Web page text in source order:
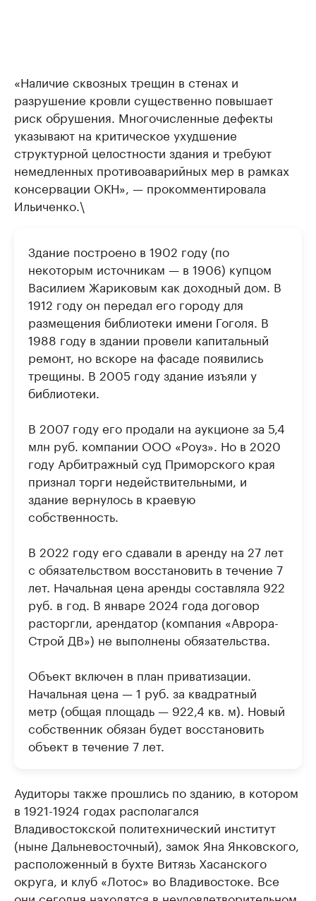
«Наличие сквозных трещин в стенах и
разрушение кровли существенно повышает
риск обрушения. Многочисленные дефекты
указывают на критическое ухудшение
структурной целостности здания и требуют
немедленных противоаварийных мер в рамках
консервации ОКН», — прокомментировала
Ильиченко.\
Здание построено в 1902 году (по
некоторым источникам — в 1906) купцом
Василием Жариковым как доходный дом. В
1912 году он передал его городу для
размещения библиотеки имени Гоголя. В
1988 году в здании провели капитальный
ремонт, но вскоре на фасаде появились
трещины. В 2005 году здание изъяли у
библиотеки.
В 2007 году его продали на аукционе за 5,4
млн руб. компании ООО «Роуз». Но в 2020
году Арбитражный суд Приморского края
признал торги недействительными, и
здание вернулось в краевую
собственность.
В 2022 году его сдавали в аренду на 27 лет
с обязательством восстановить в течение 7
лет. Начальная цена аренды составляла 922
руб. в год. В январе 2024 года договор
расторгли, арендатор (компания «Аврора-
Строй ДВ») не выполнены обязательства.
Объект включен в план приватизации.
Начальная цена — 1 руб. за квадратный
метр (общая площадь — 922,4 кв. м). Новый
собственник обязан будет восстановить
объект в течение 7 лет.
Аудиторы также прошлись по зданию, в котором
в 1921-1924 годах располагался
Владивостокской политехнический институт
(ныне Дальневосточный), замок Яна Янковского,
расположенный в бухте Витязь Хасанского
округа, и клуб «Лотос» во Владивостоке. Все
они сегодня находятся в неудовлетворительном